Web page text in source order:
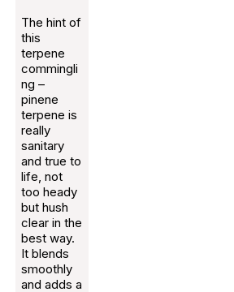
The hint of
this
terpene
commingli
ng –
pinene
terpene is
really
sanitary
and true to
life, not
too heady
but hush
clear in the
best way.
It blends
smoothly
and adds a